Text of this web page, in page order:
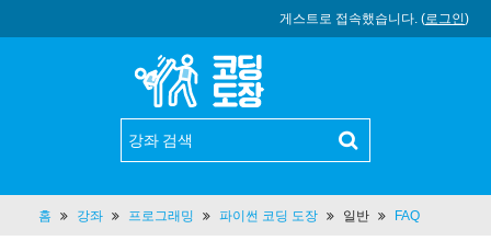
게스트로 접속했습니다. (로그인)
홈 강좌 프로그래밍 파이썬 코딩 도장 일반 FAQ